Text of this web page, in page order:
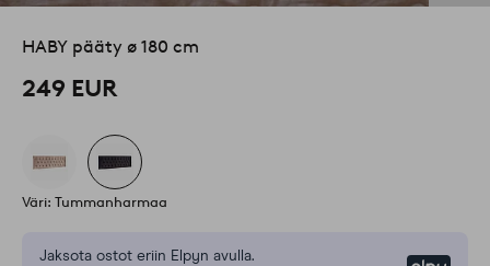
HABY pääty ø 180 cm
249 EUR
Väri: Tummanharmaa
Jaksota ostot eriin Elpyn avulla.